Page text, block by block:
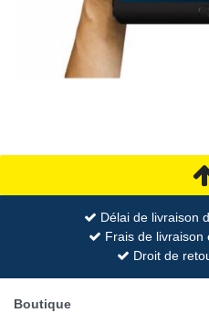
Délai de livraison
Frais de livraison
Droit de
Boutique